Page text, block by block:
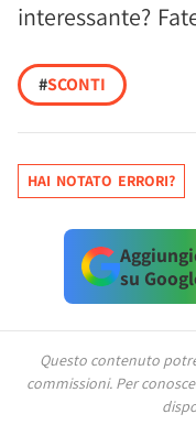
interessante?
#SCONTI
HAI NOTATO ERRORI?
su
Questo contenuto
commissioni. Per